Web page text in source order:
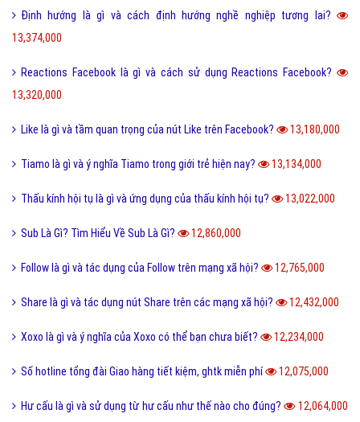
Định hướng là gì và cách định hướng nghề nghiệp tương lai?
13,374,000
Reactions Facebook là gì và cách sử dụng Reactions Facebook?
13,320,000
Like là gì và tầm quan trọng của nút Like trên Facebook? 13,180,000
Tiamo là gì và ý nghĩa Tiamo trong giới trẻ hiện nay? 13,134,000
Thấu kính hội tụ là gì và ứng dụng của thấu kính hội tụ? 13,022,000
Sub Là Gì? Tìm Hiểu Về Sub Là Gì? 12,860,000
Follow là gì và tác dụng của Follow trên mạng xã hội? 12,765,000
Share là gì và tác dụng nút Share trên các mạng xã hội? 12,432,000
Xoxo là gì và ý nghĩa của Xoxo có thể bạn chưa biết? 12,234,000
Số hotline tổng đài Giao hàng tiết kiệm, ghtk miễn phí 12,075,000
Hư cấu là gì và sử dụng từ hư cấu như thế nào cho đúng? 12,064,000